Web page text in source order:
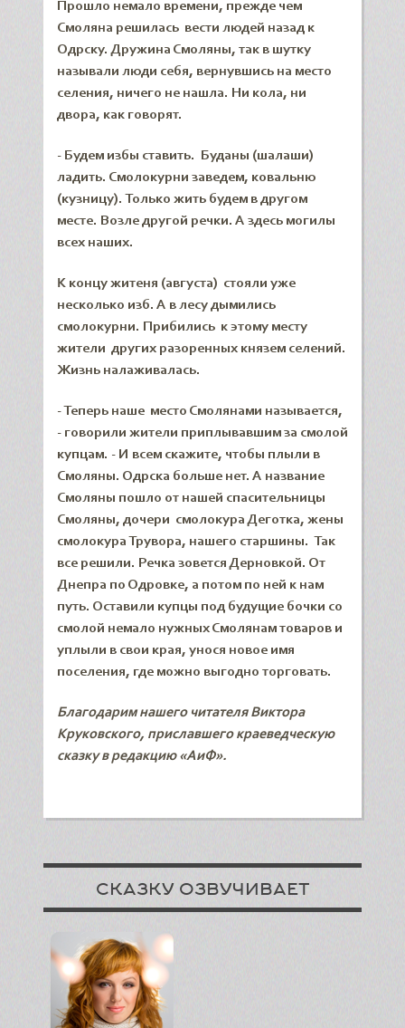
Прошло немало времени, прежде чем
Смоляна решилась вести людей назад к
Одрску. Дружина Смоляны, так в шутку
называли люди себя, вернувшись на место
селения, ничего не нашла. Ни кола, ни
двора, как говорят.
- Будем избы ставить. Буданы (шалаши)
ладить. Смолокурни заведем, ковальню
(кузницу). Только жить будем в другом
месте. Возле другой речки. А здесь могилы
всех наших.
К концу житеня (августа) стояли уже
несколько изб. А в лесу дымились
смолокурни. Прибились к этому месту
жители других разоренных князем селений.
Жизнь налаживалась.
- Теперь наше место Смолянами называется,
- говорили жители приплывавшим за смолой
купцам. - И всем скажите, чтобы плыли в
Смоляны. Одрска больше нет. А название
Смоляны пошло от нашей спасительницы
Смоляны, дочери смолокура Деготка, жены
смолокура Трувора, нашего старшины. Так
все решили. Речка зовется Дерновкой. От
Днепра по Одровке, а потом по ней к нам
путь. Оставили купцы под будущие бочки со
смолой немало нужных Смолянам товаров и
уплыли в свои края, унося новое имя
поселения, где можно выгодно торговать.
Благодарим нашего читателя Виктора
Круковского, приславшего краеведческую
сказку в редакцию «АиФ».
СКАЗКУ ОЗВУЧИВАЕТ